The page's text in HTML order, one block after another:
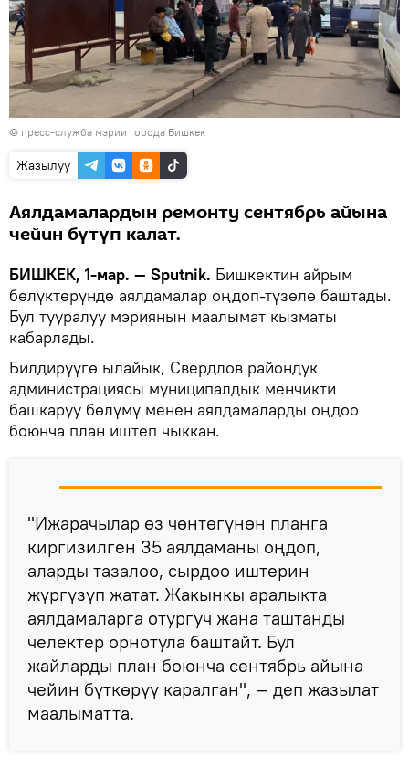
© пресс-служба мэрии города Бишкек
Жазылуу
Аялдамалардын ремонту сентябрь айына
чейин бүтүп калат.
БИШКЕК, 1-мар. — Sputnik. Бишкектин айрым
бөлүктөрүндө аялдамалар оңдоп-түзөлө баштады.
Бул тууралуу мэриянын маалымат кызматы
кабарлады.
Билдирүүгө ылайык, Свердлов райондук
администрациясы муниципалдык менчикти
башкаруу бөлүмү менен аялдамаларды оңдоо
боюнча план иштеп чыккан.
"Ижарачылар өз чөнтөгүнөн планга
киргизилген 35 аялдаманы оңдоп,
аларды тазалоо, сырдоо иштерин
жүргүзүп жатат. Жакынкы аралыкта
аялдамаларга отургуч жана таштанды
челектер орнотула баштайт. Бул
жайларды план боюнча сентябрь айына
чейин бүткөрүү каралган", — деп жазылат
маалыматта.